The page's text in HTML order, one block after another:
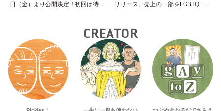
日（金）より公開決定！初回は待望
リリース。売上の一部をLGBTQ+＆
CREATOR
Pickles！
一生に一度も使わない
つぶやきかるだでさらえ